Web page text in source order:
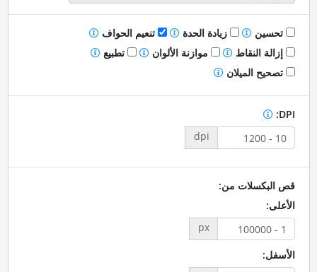
تحسين زيادة الحدة
تنعيم الحواف
إزالة النقاط
موازنة الألوان
تطبيع
تصحيح الميلان
DPI:
dpi
قص البكسلات من:
الأعلى:
px
الأسفل: